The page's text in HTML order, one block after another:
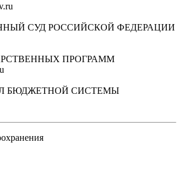
СУД РОССИЙСКОЙ ФЕДЕРАЦИИ
ПРОГРАММ
БЮДЖЕТНОЙ СИСТЕМЫ